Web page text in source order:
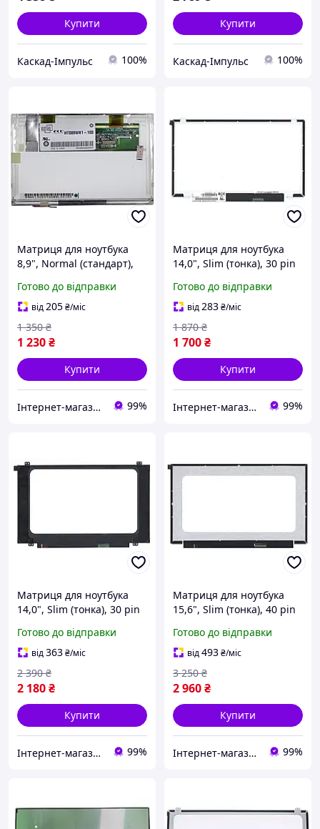
Купити
Каскад-Імпульс 100%
Купити
Каскад-Імпульс 100%
Матриця для ноутбука
8,9", Normal (стандарт),
1280x768, Лампова (1
CCFL), без
Готово до відправки
від205₴/міс
1 230₴
1 350 ₴
Купити
Інтернет-магазин "SmartPart" 99%
Матриця для ноутбука
14,0", Slim (тонка), 30 pin
1920x1080 Світлодіодна
(LED), кріплення
Готово до відправки
від283₴/міс
1 700₴
1 870 ₴
Купити
Інтернет-магазин "SmartPart" 99%
Матриця для ноутбука
14,0", Slim (тонка), 30 pin
1920x1080, Світлододна
(LED)
Готово до відправки
від363₴/міс
2 180₴
2 390 ₴
Купити
Інтернет-магазин "SmartPart" 99%
Матриця для ноутбука
15,6", Slim (тонка), 40 pin
1920x1080, Світлодіодна
(LED)
Готово до відправки
від493₴/міс
2 960₴
3 250 ₴
Купити
Інтернет-магазин "SmartPart" 99%